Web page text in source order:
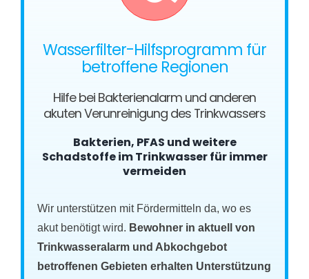
Wasserfilter-Hilfsprogramm für
betroffene Regionen
Hilfe bei Bakterienalarm und anderen
akuten Verunreinigung des Trinkwassers
Bakterien, PFAS und weitere
Schadstoffe im Trinkwasser für immer
vermeiden
Wir unterstützen mit Fördermitteln da, wo es
akut benötigt wird. Bewohner in aktuell von
Trinkwasseralarm und Abkochgebot
betroffenen Gebieten erhalten Unterstützung